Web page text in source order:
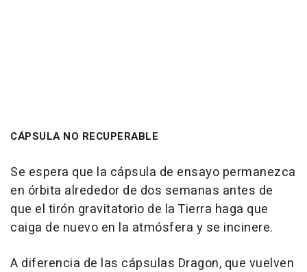
CÁPSULA NO RECUPERABLE
Se espera que la cápsula de ensayo permanezca
en órbita alrededor de dos semanas antes de
que el tirón gravitatorio de la Tierra haga que
caiga de nuevo en la atmósfera y se incinere.
A diferencia de las cápsulas Dragon, que vuelven